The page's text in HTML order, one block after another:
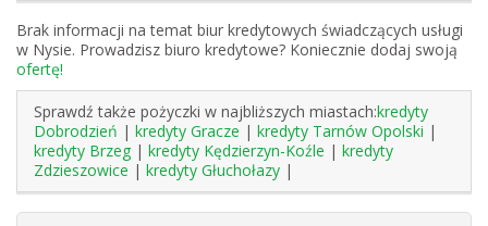
Brak informacji na temat biur kredytowych świadczących usługi
w Nysie. Prowadzisz biuro kredytowe? Koniecznie dodaj swoją
ofertę!
Sprawdź także pożyczki w najbliższych miastach:kredyty
Dobrodzień | kredyty Gracze | kredyty Tarnów Opolski |
kredyty Brzeg | kredyty Kędzierzyn-Koźle | kredyty
Zdzieszowice | kredyty Głuchołazy |